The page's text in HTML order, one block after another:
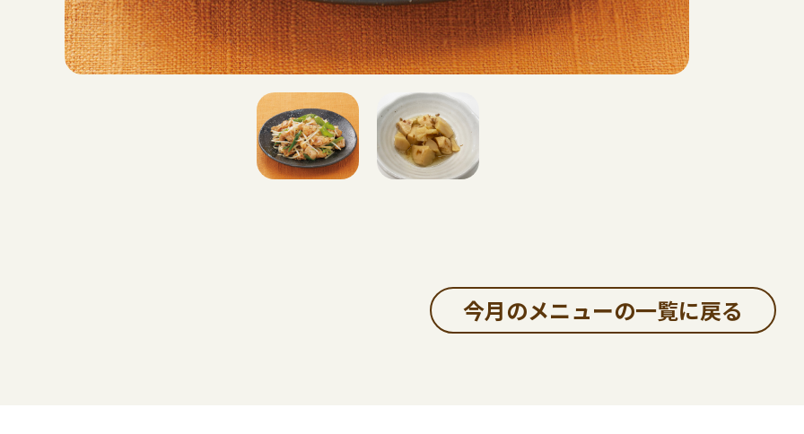
今月のメニューの一覧に戻る